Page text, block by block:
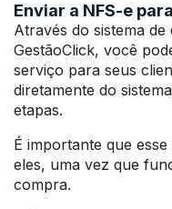
Enviar a NFS-e
Através do sistema de
GestãoClick, você
serviço para seus
diretamente do
etapas.
É importante que
eles, uma vez que
compra.